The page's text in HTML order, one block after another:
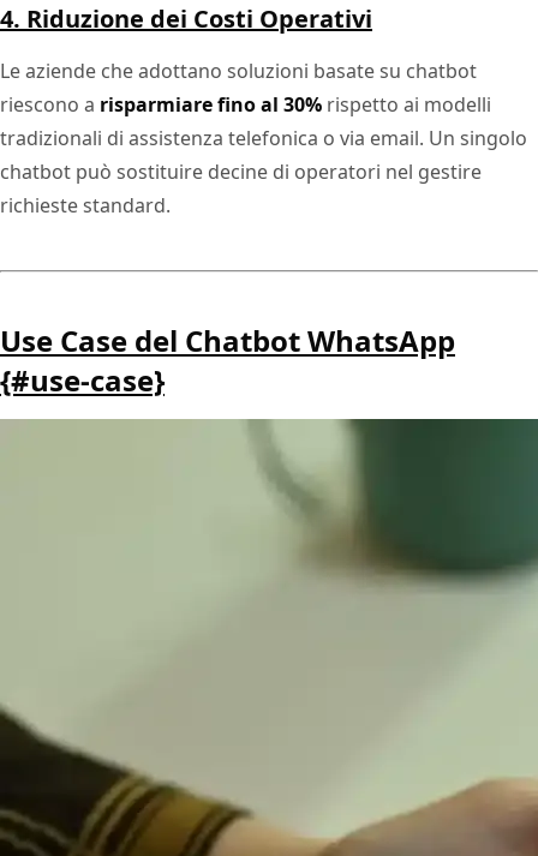
4. Riduzione dei Costi Operativi
Le aziende che adottano soluzioni basate su chatbot
riescono a risparmiare fino al 30% rispetto ai modelli
tradizionali di assistenza telefonica o via email. Un singolo
chatbot può sostituire decine di operatori nel gestire
richieste standard.
Use Case del Chatbot WhatsApp
{#use-case}